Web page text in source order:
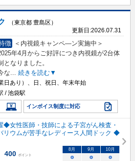
（東京都 豊島区）
更新日:2026.07.31
徴
＜内視鏡キャンペ―ン実施中＞
年4月からご好評につき内視鏡が2台体
となりました。
な
続きを読む▼
日あり）、日、祝日、年末年始
/ 池袋駅
インボイス制度に対応
女性医師・技師による子宮がん検査・
リウムが苦手なレディース人間ドック ◆
400 ポイント
8 月 9 月 10月
○ ○ ○